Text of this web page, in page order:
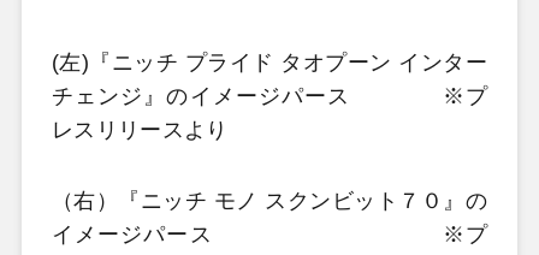
(左)『ニッチ プライド タオプーン インター
チェンジ』のイメージパース ※プ
レスリリースより
（右）『ニッチ モノ スクンビット７０』の
イメージパース ※プ